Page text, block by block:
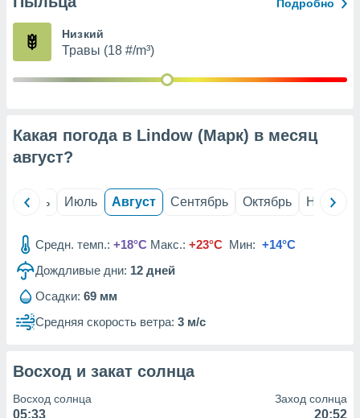
из
рекламы
сведения
Подробно
Низкий
Травы (18 #/m³)
Какая погода в Lindow (Марк) в месяц
август?
Июнь Июль Август Сентябрь Октябрь Ноябрь
Средн. темп.: +18°C Макс.: +23°C Мин: +14°C
Дождливые дни: 12 дней
Осадки: 69 мм
Средняя скорость ветра: 3 м/с
Восход и закат солнца
Восход солнца
05:33
Заход солнца
20:52